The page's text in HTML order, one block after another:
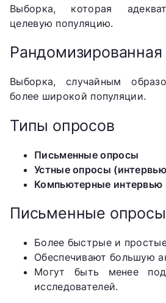
Выборка, которая
целевую популяцию.
Выборка, случайным
более широкой популяции.
Типы опросов
Письменные опросы
Устные опросы
Компьютерные интервью
Письменные опросы
Более быстрые и
Обеспечивают большую
Могут быть менее
исследователей.